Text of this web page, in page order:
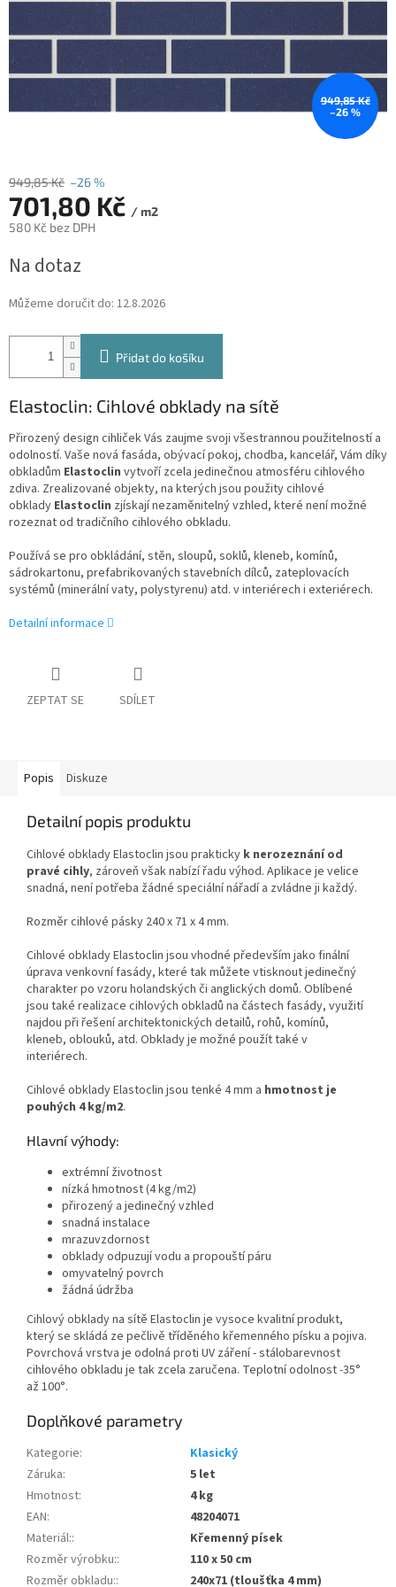
949,85 Kč
–26 %
949,85 Kč –26 %
701,80 Kč / m2
580 Kč bez DPH
cena:
Na dotaz
Můžeme doručit do: 12.8.2026
Přidat do košíku
Elastoclin: Cihlové obklady na sítě
Přirozený design cihliček Vás zaujme svoji všestrannou použitelností a
odolností. Vaše nová fasáda, obývací pokoj, chodba, kancelář, Vám díky
obkladům Elastoclin vytvoří zcela jedinečnou atmosféru cihlového
zdiva. Zrealizované objekty, na kterých jsou použity cihlové
obklady Elastoclin zjískají nezaměnitelný vzhled, které není možné
rozeznat od tradičního cihlového obkladu.
Používá se pro obkládání, stěn, sloupů, soklů, kleneb, komínů,
sádrokartonu, prefabrikovaných stavebních dílců, zateplovacích
systémů (minerální vaty, polystyrenu) atd. v interiérech i exteriérech.
Detailní informace
ZEPTAT SE SDÍLET
Popis Diskuze
Detailní popis produktu
Cihlové obklady Elastoclin jsou prakticky k nerozeznání od
pravé cihly, zároveň však nabízí řadu výhod. Aplikace je velice
snadná, není potřeba žádné speciální nářadí a zvládne ji každý.
Rozměr cihlové pásky 240 x 71 x 4 mm.
Cihlové obklady Elastoclin jsou vhodné především jako finální
úprava venkovní fasády, které tak můžete vtisknout jedinečný
charakter po vzoru holandských či anglických domů. Oblíbené
jsou také realizace cihlových obkladů na částech fasády, využití
najdou při řešení architektonických detailů, rohů, komínů,
kleneb, oblouků, atd. Obklady je možné použít také v
interiérech.
Cihlové obklady Elastoclin jsou tenké 4 mm a hmotnost je
pouhých 4 kg/m2.
Hlavní výhody:
extrémní životnost
nízká hmotnost (4 kg/m2)
přirozený a jedinečný vzhled
snadná instalace
mrazuvzdornost
obklady odpuzují vodu a propouští páru
omyvatelný povrch
žádná údržba
Cihlový obklady na sítě Elastoclin je vysoce kvalitní produkt,
který se skládá ze pečlivě tříděného křemenného písku a pojiva.
Povrchová vrstva je odolná proti UV záření - stálobarevnost
cihlového obkladu je tak zcela zaručena. Teplotní odolnost -35°
až 100°.
Doplňkové parametry
Kategorie:
Klasický
Záruka:
5 let
Hmotnost:
4 kg
EAN:
48204071
Materiál::
Křemenný písek
Rozměr výrobku::
110 x 50 cm
Rozměr obkladu:: 240x71 (tloušťka 4 mm)